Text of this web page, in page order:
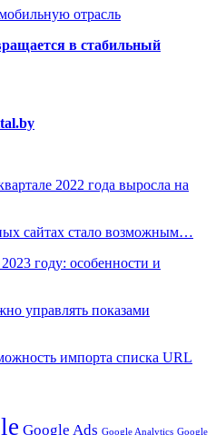
отрасль
в стабильный
2022 года выросла на
сайтах стало возможным…
году: особенности и
управлять показами
импорта списка URL
Google Ads Google Analytics Google